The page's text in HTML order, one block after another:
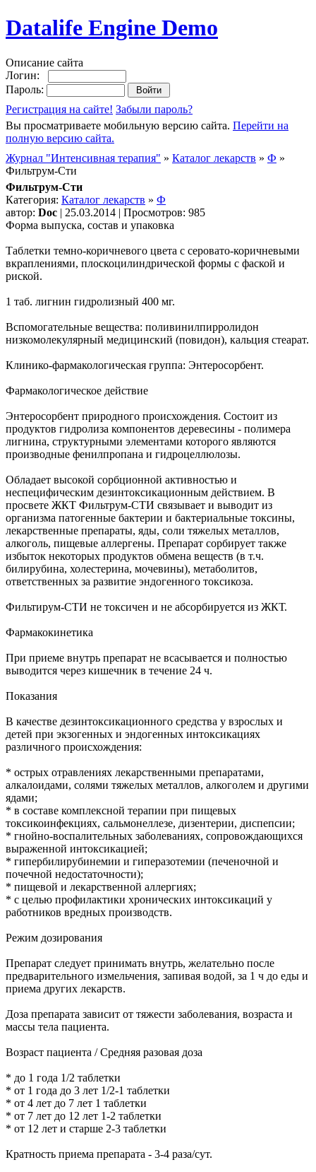
Datalife Engine Demo
Описание сайта
Логин:
Пароль:
Регистрация на сайте! Забыли пароль?
Вы просматриваете мобильную версию сайта. Перейти на
полную версию сайта.
Журнал "Интенсивная терапия" » Каталог лекарств » Ф »
Фильтрум-Сти
Фильтрум-Сти
Категория: Каталог лекарств » Ф
автор: Doc | 25.03.2014 | Просмотров: 985
Форма выпуска, состав и упаковка
Таблетки темно-коричневого цвета с серовато-коричневыми
вкраплениями, плоскоцилиндрической формы с фаской и
риской.
1 таб. лигнин гидролизный 400 мг.
Вспомогательные вещества: поливинилпирролидон
низкомолекулярный медицинский (повидон), кальция стеарат.
Клинико-фармакологическая группа: Энтеросорбент.
Фармакологическое действие
Энтеросорбент природного происхождения. Состоит из
продуктов гидролиза компонентов деревесины - полимера
лигнина, структурными элементами которого являются
производные фенилпропана и гидроцеллюлозы.
Обладает высокой сорбционной активностью и
неспецифическим дезинтоксикационным действием. В
просвете ЖКТ Фильтрум-СТИ связывает и выводит из
организма патогенные бактерии и бактериальные токсины,
лекарственные препараты, яды, соли тяжелых металлов,
алкоголь, пищевые аллергены. Препарат сорбирует также
избыток некоторых продуктов обмена веществ (в т.ч.
билирубина, холестерина, мочевины), метаболитов,
ответственных за развитие эндогенного токсикоза.
Фильтирум-СТИ не токсичен и не абсорбируется из ЖКТ.
Фармакокинетика
При приеме внутрь препарат не всасывается и полностью
выводится через кишечник в течение 24 ч.
Показания
В качестве дезинтоксикационного средства у взрослых и
детей при экзогенных и эндогенных интоксикациях
различного происхождения:
* острых отравлениях лекарственными препаратами,
алкалоидами, солями тяжелых металлов, алкоголем и другими
ядами;
* в составе комплексной терапии при пищевых
токсикоинфекциях, сальмонеллезе, дизентерии, диспепсии;
* гнойно-воспалительных заболеваниях, сопровождающихся
выраженной интоксикацией;
* гипербилирубинемии и гиперазотемии (печеночной и
почечной недостаточности);
* пищевой и лекарственной аллергиях;
* с целью профилактики хронических интоксикаций у
работников вредных производств.
Режим дозирования
Препарат следует принимать внутрь, желательно после
предварительного измельчения, запивая водой, за 1 ч до еды и
приема других лекарств.
Доза препарата зависит от тяжести заболевания, возраста и
массы тела пациента.
Возраст пациента / Средняя разовая доза
* до 1 года 1/2 таблетки
* от 1 года до 3 лет 1/2-1 таблетки
* от 4 лет до 7 лет 1 таблетки
* от 7 лет до 12 лет 1-2 таблетки
* от 12 лет и старше 2-3 таблетки
Кратность приема препарата - 3-4 раза/сут.